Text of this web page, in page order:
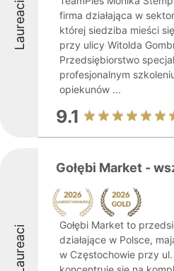
Laureaci
firma działająca w
której siedziba mieści
przy ulicy Witolda
Przedsiębiorstwo
profesjonalnym
opiekunów ...
9.1
Laureaci
Gołębi Market -
Gołębi Market to
działające w Polsce,
w Częstochowie przy ul.